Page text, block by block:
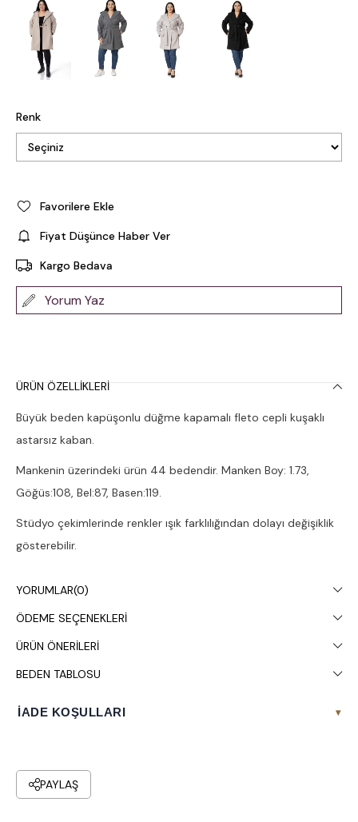
Renk
Favorilere Ekle
Fiyat Düşünce Haber Ver
Kargo Bedava
Yorum Yaz
ÜRÜN ÖZELLIKLERI
Büyük beden kapüşonlu düğme kapamalı fleto cepli kuşaklı
astarsız kaban.
Mankenin üzerindeki ürün 44 bedendir. Manken Boy: 1.73,
Göğüs:108, Bel:87, Basen:119.
Stüdyo çekimlerinde renkler ışık farklılığından dolayı değişiklik
gösterebilir.
YORUMLAR(0)
ÖDEME SEÇENEKLERI
ÜRÜN ÖNERILERI
BEDEN TABLOSU
İADE KOŞULLARI ▾
PAYLAŞ